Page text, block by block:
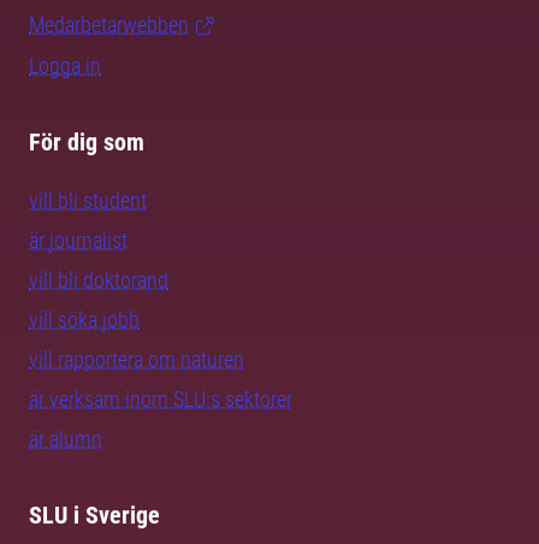
Medarbetarwebben
Logga in
För dig som
vill bli student
är journalist
vill bli doktorand
vill söka jobb
vill rapportera om naturen
är verksam inom SLU:s sektorer
är alumn
SLU i Sverige